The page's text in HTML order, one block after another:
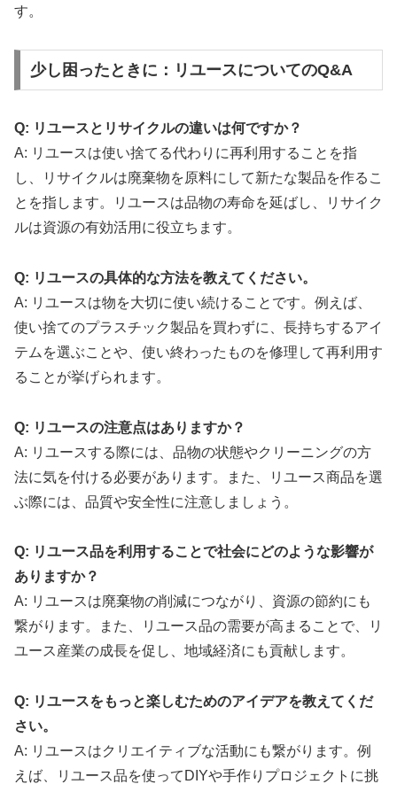
す。
少し困ったときに：リユースについてのQ&A
Q: リユースとリサイクルの違いは何ですか？
A: リユースは使い捨てる代わりに再利用することを指
し、リサイクルは廃棄物を原料にして新たな製品を作るこ
とを指します。リユースは品物の寿命を延ばし、リサイク
ルは資源の有効活用に役立ちます。
Q: リユースの具体的な方法を教えてください。
A: リユースは物を大切に使い続けることです。例えば、
使い捨てのプラスチック製品を買わずに、長持ちするアイ
テムを選ぶことや、使い終わったものを修理して再利用す
ることが挙げられます。
Q: リユースの注意点はありますか？
A: リユースする際には、品物の状態やクリーニングの方
法に気を付ける必要があります。また、リユース商品を選
ぶ際には、品質や安全性に注意しましょう。
Q: リユース品を利用することで社会にどのような影響が
ありますか？
A: リユースは廃棄物の削減につながり、資源の節約にも
繋がります。また、リユース品の需要が高まることで、リ
ユース産業の成長を促し、地域経済にも貢献します。
Q: リユースをもっと楽しむためのアイデアを教えてくだ
さい。
A: リユースはクリエイティブな活動にも繋がります。例
えば、リユース品を使ってDIYや手作りプロジェクトに挑